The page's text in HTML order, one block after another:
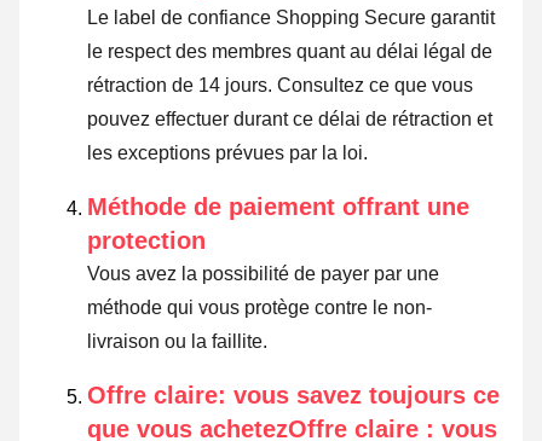
Le label de confiance Shopping Secure garantit
le respect des membres quant au délai légal de
rétraction de 14 jours. Consultez ce que vous
pouvez effectuer durant ce délai de rétraction et
les exceptions prévues par la loi.
Méthode de paiement offrant une
protection
Vous avez la possibilité de payer par une
méthode qui vous protège contre le non-
livraison ou la faillite.
Offre claire: vous savez toujours ce
que vous achetezOffre claire : vous